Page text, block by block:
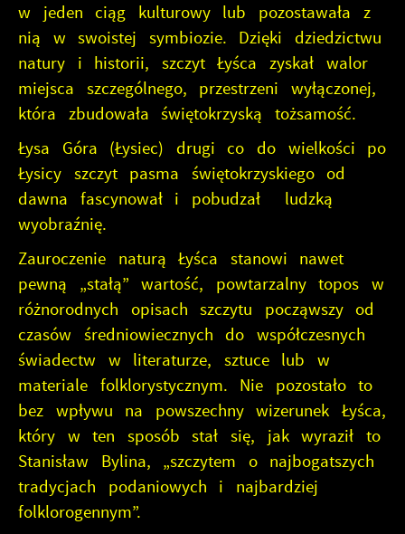
w jeden ciąg kulturowy lub pozostawała z
nią w swoistej symbiozie. Dzięki dziedzictwu
natury i historii, szczyt Łyśca zyskał walor
miejsca szczególnego, przestrzeni wyłączonej,
która zbudowała świętokrzyską tożsamość.
Łysa Góra (Łysiec) drugi co do wielkości po
Łysicy szczyt pasma świętokrzyskiego od
dawna fascynował i pobudzał ludzką
wyobraźnię.
Zauroczenie naturą Łyśca stanowi nawet
pewną „stałą” wartość, powtarzalny topos w
różnorodnych opisach szczytu począwszy od
czasów średniowiecznych do współczesnych
świadectw w literaturze, sztuce lub w
materiale folklorystycznym. Nie pozostało to
bez wpływu na powszechny wizerunek Łyśca,
który w ten sposób stał się, jak wyraził to
Stanisław Bylina, „szczytem o najbogatszych
tradycjach podaniowych i najbardziej
folklorogennym”.